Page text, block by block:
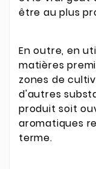
être au plus
En outre, en
matières
zones de
d'autres
produit soit
aromatiques
terme.